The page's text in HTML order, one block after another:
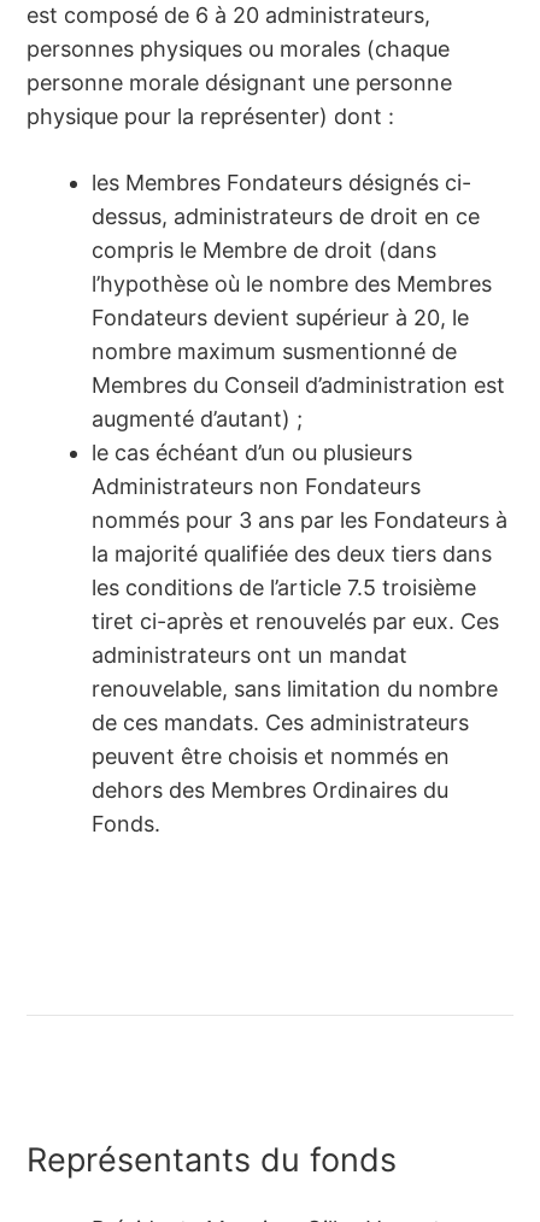
est composé de 6 à 20 administrateurs,
personnes physiques ou morales (chaque
personne morale désignant une personne
physique pour la représenter) dont :
les Membres Fondateurs désignés ci-
dessus, administrateurs de droit en ce
compris le Membre de droit (dans
l’hypothèse où le nombre des Membres
Fondateurs devient supérieur à 20, le
nombre maximum susmentionné de
Membres du Conseil d’administration est
augmenté d’autant) ;
le cas échéant d’un ou plusieurs
Administrateurs non Fondateurs
nommés pour 3 ans par les Fondateurs à
la majorité qualifiée des deux tiers dans
les conditions de l’article 7.5 troisième
tiret ci-après et renouvelés par eux. Ces
administrateurs ont un mandat
renouvelable, sans limitation du nombre
de ces mandats. Ces administrateurs
peuvent être choisis et nommés en
dehors des Membres Ordinaires du
Fonds.
Représentants du fonds